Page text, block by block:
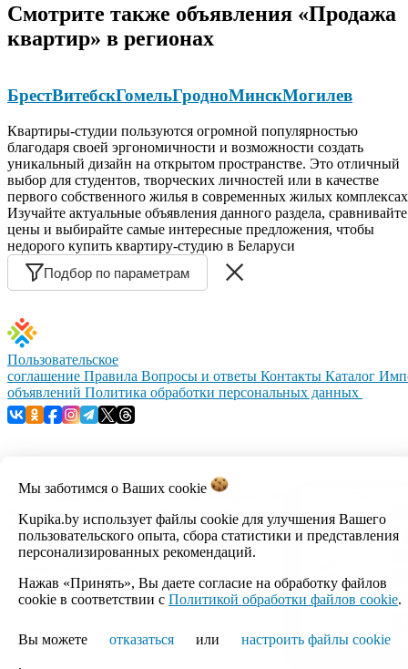
Смотрите также объявления «Продажа
квартир» в регионах
БрестВитебскГомельГродноМинскМогилев
Квартиры-студии пользуются огромной популярностью
благодаря своей эргономичности и возможности создать
уникальный дизайн на открытом пространстве. Это отличный
выбор для студентов, творческих личностей или в качестве
первого собственного жилья в современных жилых
Изучайте актуальные объявления данного раздела, сравнивайте
цены и выбирайте самые интересные предложения, чтобы
недорого купить квартиру-студию в Беларуси
Подбор по параметрам
Мы заботимся о Ваших cookie
Kupika.by использует файлы cookie для улучшения Вашего
пользовательского опыта, сбора статистики и представления
персонализированных рекомендаций.
Нажав «Принять», Вы даете согласие на обработку файлов
cookie в соответствии с Политикой обработки файлов cookie.
Вы можете отказаться или
настроить файлы cookie
.
Пользовательское
соглашение Правила Вопросы и ответы Контакты Каталог
объявлений Политика обработки персональных данных
© 1999–2026, ООО «Открытый контакт». УНП 100008738.
Республика Беларусь, г.Минск, ул.Кальварийская, 17-518.
Время работы с 09:00 до 18:00.